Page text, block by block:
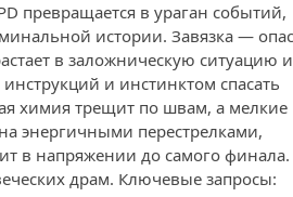
превращается в ураган событий,
истории. Завязка —
в заложническую ситуацию и
и инстинктом спасать
химия трещит по швам, а мелкие
энергичными перестрелками,
в напряжении до самого финала.
драм. Ключевые запросы: